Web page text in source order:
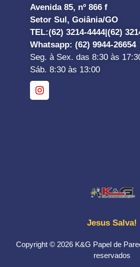
Avenida 85, nº 866 f
Setor Sul, Goiânia/GO
TEL:(62) 3214-4444|(62)
Whatsapp: (62) 9944-26654
Seg. à Sex. das 8:30 às
Sáb. 8:30 às 13:00
Jesus Salva!
Copyright © 2026 K&G Papel de
reservados